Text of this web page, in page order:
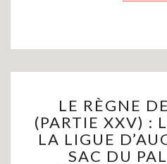
LE RÈGNE
(PARTIE XXV) :
LA LIGUE
SAC DU